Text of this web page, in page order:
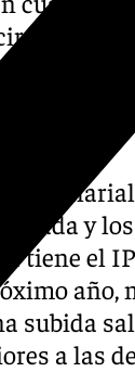
durante
IPC,
han
salarial
y los
tiene el
año,
subida
a las